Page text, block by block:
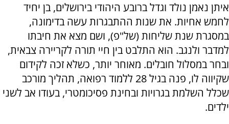
איתן נאמן נולד וגדל ברובע היהודי בירושלים, בן יחיד
לחמש אחיות. את שנות ההתבגרות עשה בדימונה,
במסגרת שנת שליחות (של"פ), ושם מצא את חיבתו
למדבר ולנגב. הוא התלבט בין חיי תורה לקריירה צבאית,
ובחר במסלול חובלים. מאוחר יותר, כשלא זכה לקידום
שקיווה לו, פנה בגיל 28 ללמוד רפואה, תהליך מורכב
שכלל השלמת בגרויות ובחינת פסיכומטרי, בעודו אב לשני
ילדים.